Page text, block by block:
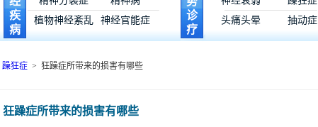
疾
病
植物神经紊乱
神经官能症
诊
疗
头痛头晕
抽动症
躁狂症 > 狂躁症所带来的损害有哪些
狂躁症所带来的损害有哪些